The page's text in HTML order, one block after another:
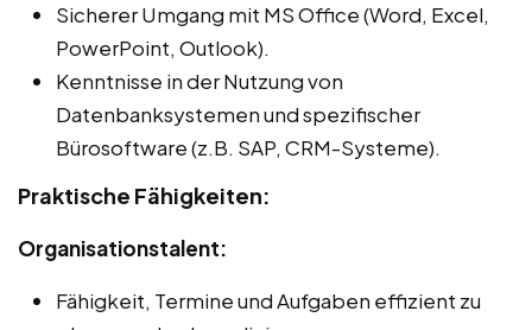
Sicherer Umgang mit MS Office (Word, Excel,
PowerPoint, Outlook).
Kenntnisse in der Nutzung von
Datenbanksystemen und spezifischer
Bürosoftware (z.B. SAP, CRM-Systeme).
Praktische Fähigkeiten:
Organisationstalent:
Fähigkeit, Termine und Aufgaben effizient zu